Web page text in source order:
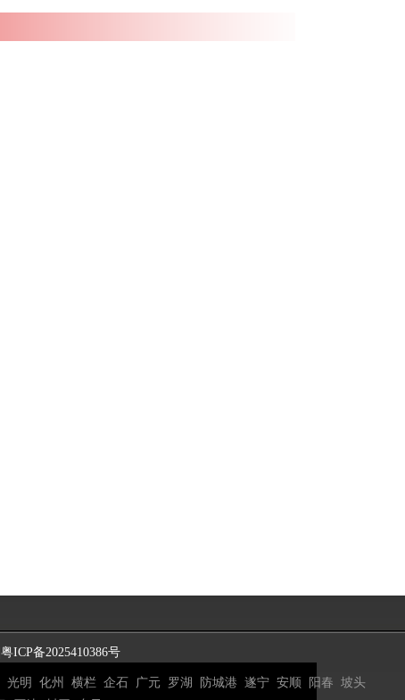
粤ICP备2025410386号
光明 化州 横栏 企石 广元 罗湖 防城港 遂宁 安顺 阳春 坡头